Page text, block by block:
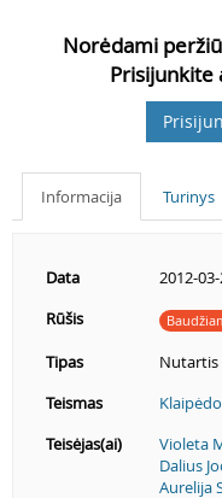
Norėdami
Prisijunkite
Informacija Turinys
Data
2012-
Rūšis
Tipas
Nutartis
Teismas
Teisėjas(ai)
Violeta
Dalius
Aurelija